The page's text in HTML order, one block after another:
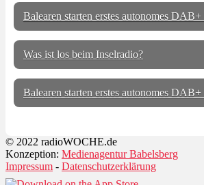
Balearen starten erstes autonomes
Was ist los beim Inselradio?
Balearen starten erstes autonomes
© 2022 radioWOCHE.de
Konzeption: Medienagentur Babelsberg
Impressum - Datenschutzerklärung